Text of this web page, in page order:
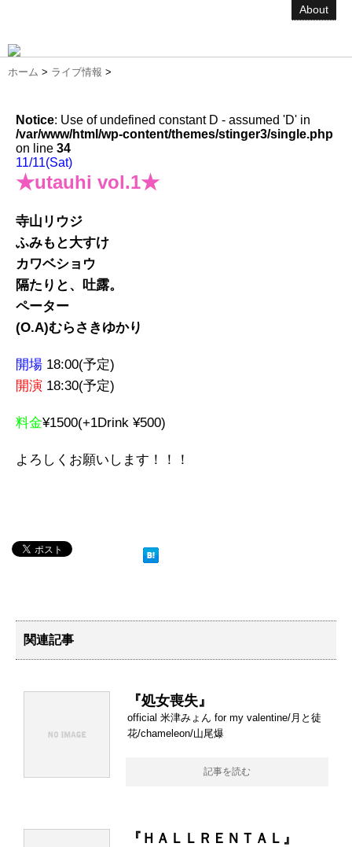
About
ホーム > ライブ情報 >
Notice: Use of undefined constant D - assumed 'D' in
/var/www/html/wp-content/themes/stinger3/single.php
on line 34
11/11(Sat)
★utauhi vol.1★
寺山リウジ
ふみもと大すけ
カワベショウ
隔たりと、吐露。
ペーター
(O.A)むらさきゆかり
開場 18:00(予定)
開演 18:30(予定)
料金¥1500(+1Drink ¥500)
よろしくお願いします！！！
関連記事
『処女喪失』
official 米津みょん for my valentine/月と徒
花/chameleon/山尾爆
記事を読む
『ＨＡＬＬＲＥＮＴＡＬ』